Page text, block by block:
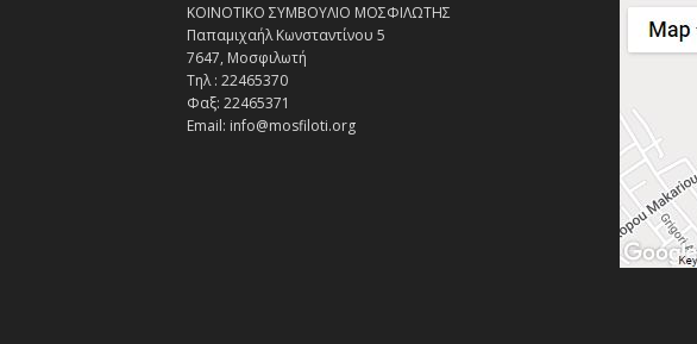
ΚΟΙΝΟΤΙΚΟ ΣΥΜΒΟΥΛΙΟ ΜΟΣΦΙΛΩΤΗΣ
Παπαμιχαήλ Κωνσταντίνου 5
7647, Μοσφιλωτή
Τηλ : 22465370
Φαξ: 22465371
Email: info@mosfiloti.org